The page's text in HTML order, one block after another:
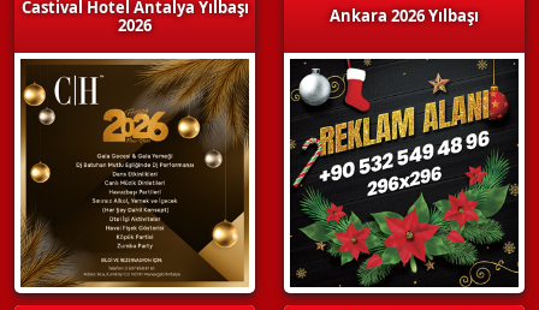
Castival Hotel Antalya Yılbaşı
2026
Ankara 2026 Yılbaşı